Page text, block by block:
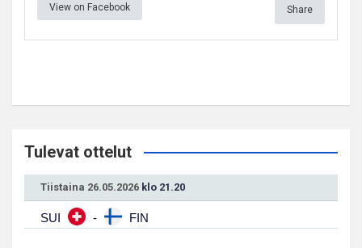
View on Facebook Share
Tulevat ottelut
Tiistaina 26.05.2026 klo 21.20
SUI - FIN